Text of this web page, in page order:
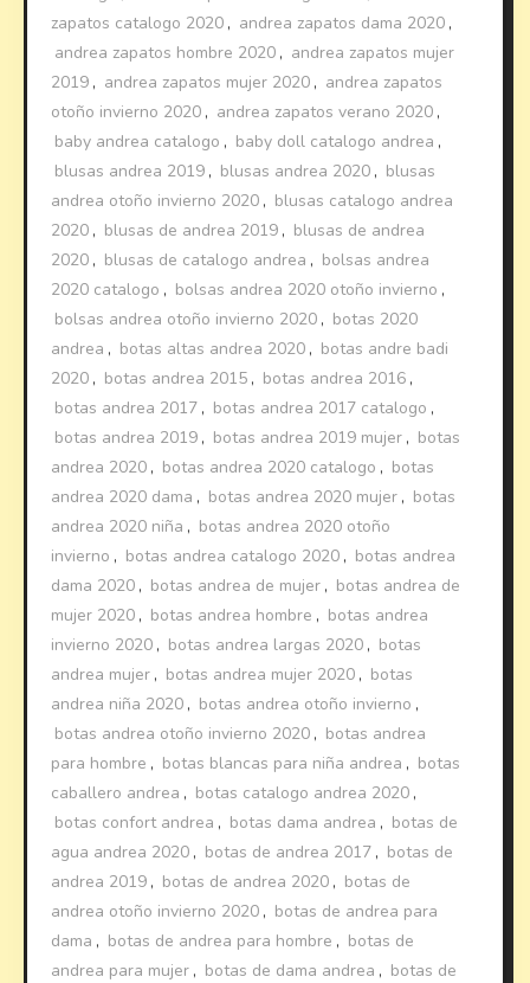
zapatos catalogo 2020 , andrea zapatos dama 2020 ,
andrea zapatos hombre 2020 , andrea zapatos mujer
2019 , andrea zapatos mujer 2020 , andrea zapatos
otoño invierno 2020 , andrea zapatos verano 2020 ,
baby andrea catalogo , baby doll catalogo andrea ,
blusas andrea 2019 , blusas andrea 2020 , blusas
andrea otoño invierno 2020 , blusas catalogo andrea
2020 , blusas de andrea 2019 , blusas de andrea
2020 , blusas de catalogo andrea , bolsas andrea
2020 catalogo , bolsas andrea 2020 otoño invierno ,
bolsas andrea otoño invierno 2020 , botas 2020
andrea , botas altas andrea 2020 , botas andre badi
2020 , botas andrea 2015 , botas andrea 2016 ,
botas andrea 2017 , botas andrea 2017 catalogo ,
botas andrea 2019 , botas andrea 2019 mujer , botas
andrea 2020 , botas andrea 2020 catalogo , botas
andrea 2020 dama , botas andrea 2020 mujer , botas
andrea 2020 niña , botas andrea 2020 otoño
invierno , botas andrea catalogo 2020 , botas andrea
dama 2020 , botas andrea de mujer , botas andrea de
mujer 2020 , botas andrea hombre , botas andrea
invierno 2020 , botas andrea largas 2020 , botas
andrea mujer , botas andrea mujer 2020 , botas
andrea niña 2020 , botas andrea otoño invierno ,
botas andrea otoño invierno 2020 , botas andrea
para hombre , botas blancas para niña andrea , botas
caballero andrea , botas catalogo andrea 2020 ,
botas confort andrea , botas dama andrea , botas de
agua andrea 2020 , botas de andrea 2017 , botas de
andrea 2019 , botas de andrea 2020 , botas de
andrea otoño invierno 2020 , botas de andrea para
dama , botas de andrea para hombre , botas de
andrea para mujer , botas de dama andrea , botas de